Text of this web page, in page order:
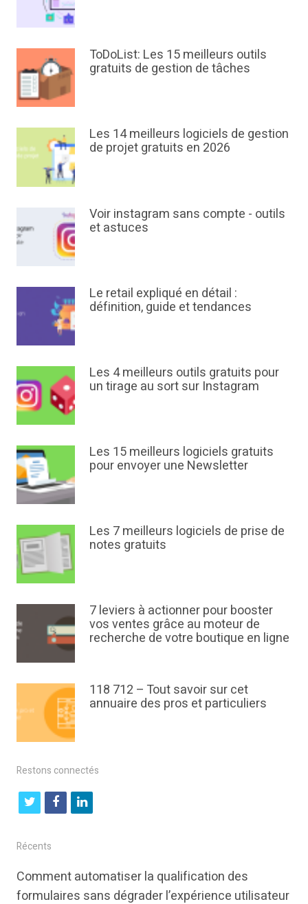
ToDoList: Les 15 meilleurs outils
gratuits de gestion de tâches
Les 14 meilleurs logiciels de gestion
de projet gratuits en 2026
Voir instagram sans compte - outils
et astuces
Le retail expliqué en détail :
définition, guide et tendances
Les 4 meilleurs outils gratuits pour
un tirage au sort sur Instagram
Les 15 meilleurs logiciels gratuits
pour envoyer une Newsletter
Les 7 meilleurs logiciels de prise de
notes gratuits
7 leviers à actionner pour booster
vos ventes grâce au moteur de
recherche de votre boutique en ligne
118 712 – Tout savoir sur cet
annuaire des pros et particuliers
Restons connectés
t
i
t
f
b
l
k
e
Récents
Comment automatiser la qualification des
formulaires sans dégrader l’expérience utilisateur